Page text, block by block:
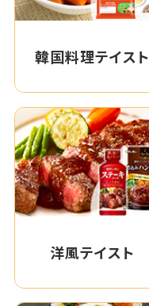
韓国料理テイスト
洋風テイスト